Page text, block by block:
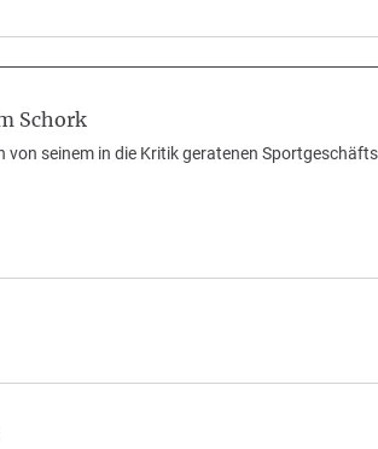
Schork
seinem in die Kritik geratenen